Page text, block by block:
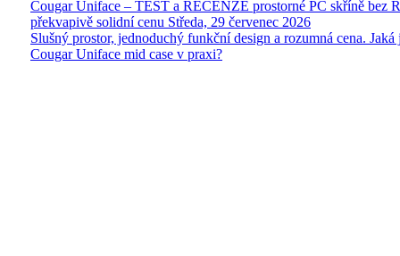
Cougar Uniface – TEST a RECENZE prostorné PC skříně bez
překvapivě solidní cenu Středa, 29 červenec 2026
Slušný prostor, jednoduchý funkční design a rozumná cena. Jaká
Cougar Uniface mid case v praxi?